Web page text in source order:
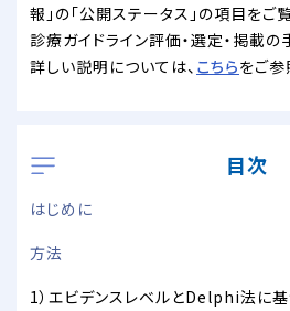
報」の「公開ステータス」の項目をご
診療ガイドライン評価・選定・掲載
詳しい説明については、 こちらをご参
目次
はじめに
方法
1）エビデンスレベルとDelphi法に基